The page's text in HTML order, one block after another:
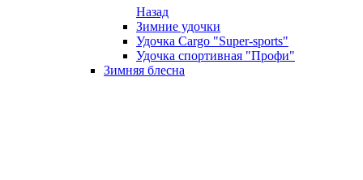
Назад
Зимние удочки
Удочка Cargo "Super-sports"
Удочка спортивная "Профи"
Зимняя блесна